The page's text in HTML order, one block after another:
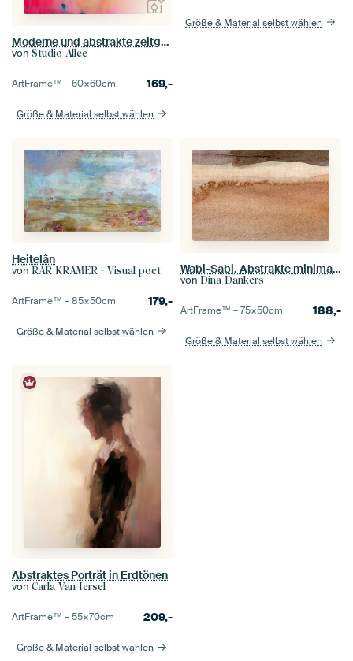
Moderne und abstrakte zeitgenössische Kunst, Neon.
von Studio Allee
ArtFrame™ –60×60cm 169,-
Größe & Material selbst wählen
Größe & Material selbst wählen
Heitelân
von RAR KRAMER - Visual poet
ArtFrame™ –85×50cm 179,-
Größe & Material selbst wählen
Wabi-Sabi. Abstrakte minimalistische Landschaftsmalerei
von Dina Dankers
ArtFrame™ –75×50cm 188,-
Größe & Material selbst wählen
Abstraktes Porträt in Erdtönen
von Carla Van Iersel
ArtFrame™ –55×70cm 209,-
Größe & Material selbst wählen